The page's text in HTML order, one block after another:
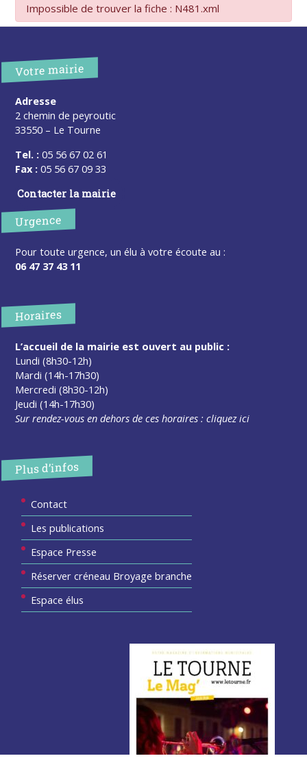
Impossible de trouver la fiche : N481.xml
Votre mairie
Adresse
2 chemin de peyroutic
33550 – Le Tourne
Tel. : 05 56 67 02 61
Fax : 05 56 67 09 33
Contacter la mairie
Urgence
Pour toute urgence, un élu à votre écoute au :
06 47 37 43 11
Horaires
L’accueil de la mairie est ouvert au public :
Lundi (8h30-12h)
Mardi (14h-17h30)
Mercredi (8h30-12h)
Jeudi (14h-17h30)
Sur rendez-vous en dehors de ces horaires :cliquez ici
Plus d’infos
Contact
Les publications
Espace Presse
Réserver créneau Broyage branche
Espace élus